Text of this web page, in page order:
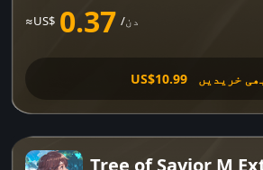
≈US$ 0.37 /دن
US$10.99 خریدیں